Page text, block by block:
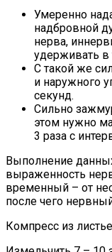
Умеренно
надбровной
нерва,
удерживать в
С такой же
и наружного
секунд.
Сильно
этом нужно
3 раза с
Выполнение
выраженность
временный – от
после чего
Компресс из